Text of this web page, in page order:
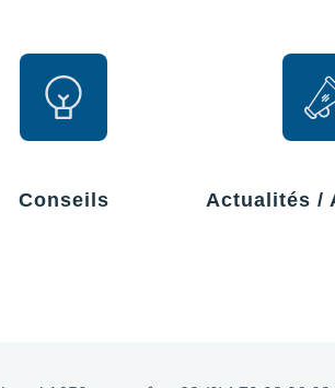
Conseils Actualités /